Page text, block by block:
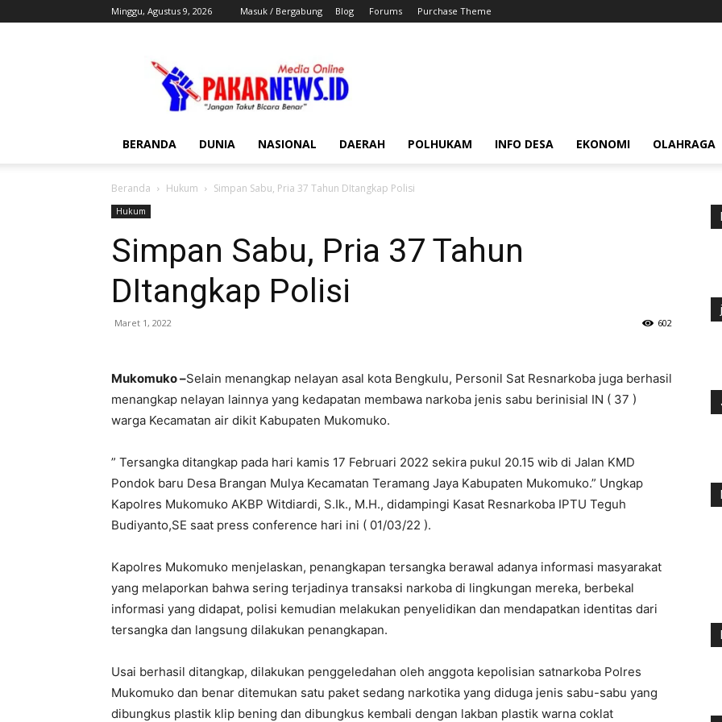
Minggu, Agustus 9, 2026 Masuk / Bergabung Blog Forums Purchase Theme
BERANDA DUNIA NASIONAL DAERAH POLHUKAM INFO DESA EKONOMI OLAHRAGA
Beranda Hukum Simpan Sabu, Pria 37 Tahun DItangkap Polisi
Hukum
Simpan Sabu, Pria 37 Tahun
DItangkap Polisi
Maret 1, 2022 602
Mukomuko –Selain menangkap nelayan asal kota Bengkulu, Personil Sat Resnarkoba juga berhasil
menangkap nelayan lainnya yang kedapatan membawa narkoba jenis sabu berinisial IN ( 37 )
warga Kecamatan air dikit Kabupaten Mukomuko.
” Tersangka ditangkap pada hari kamis 17 Februari 2022 sekira pukul 20.15 wib di Jalan KMD
Pondok baru Desa Brangan Mulya Kecamatan Teramang Jaya Kabupaten Mukomuko.” Ungkap
Kapolres Mukomuko AKBP Witdiardi, S.Ik., M.H., didampingi Kasat Resnarkoba IPTU Teguh
Budiyanto,SE saat press conference hari ini ( 01/03/22 ).
Kapolres Mukomuko menjelaskan, penangkapan tersangka berawal adanya informasi masyarakat
yang melaporkan bahwa sering terjadinya transaksi narkoba di lingkungan mereka, berbekal
informasi yang didapat, polisi kemudian melakukan penyelidikan dan mendapatkan identitas dari
tersangka dan langsung dilakukan penangkapan.
Usai berhasil ditangkap, dilakukan penggeledahan oleh anggota kepolisian satnarkoba Polres
Mukomuko dan benar ditemukan satu paket sedang narkotika yang diduga jenis sabu-sabu yang
dibungkus plastik klip bening dan dibungkus kembali dengan lakban plastik warna coklat